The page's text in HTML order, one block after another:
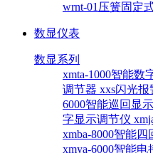
wrnt-01压簧固定
数显仪表
数显系列
xmta-1000智能数
调节器 xxs闪光报
6000智能巡回显
字显示调节仪
xmba-8000智能
xmya-6000智能